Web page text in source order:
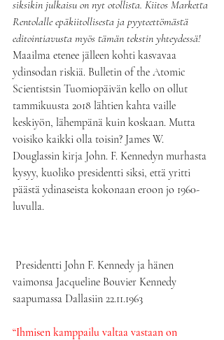
siksikin julkaisu on nyt otollista. Kiitos Marketta
Rentolalle epäkiitollisesta ja pyyteettömästä
editointiavusta myös tämän tekstin yhteydessä!
Maailma etenee jälleen kohti kasvavaa
ydinsodan riskiä. Bulletin of the Atomic
Scientistsin Tuomiopäivän kello on ollut
tammikuusta 2018 lähtien kahta vaille
keskiyön, lähempänä kuin koskaan. Mutta
voisiko kaikki olla toisin? James W.
Douglassin kirja John. F. Kennedyn murhasta
kysyy, kuoliko presidentti siksi, että yritti
päästä ydinaseista kokonaan eroon jo 1960-
luvulla.
Presidentti John F. Kennedy ja hänen
vaimonsa Jacqueline Bouvier Kennedy
saapumassa Dallasiin 22.11.1963
“Ihmisen kamppailu valtaa vastaan on